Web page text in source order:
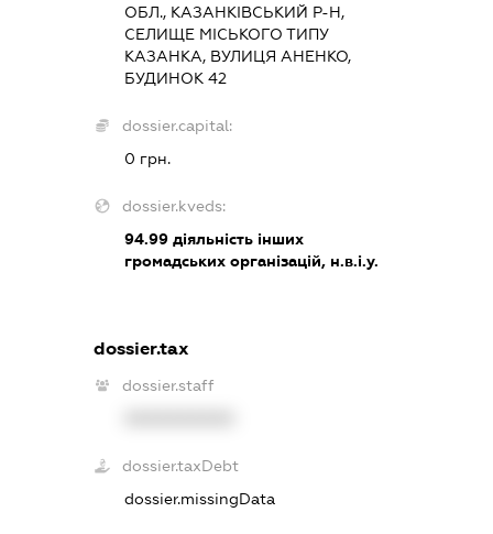
ОБЛ., КАЗАНКІВСЬКИЙ Р-Н,
СЕЛИЩЕ МІСЬКОГО ТИПУ
КАЗАНКА, ВУЛИЦЯ АНЕНКО,
БУДИНОК 42
dossier.capital:
0 грн.
dossier.kveds:
94.99 діяльність інших
громадських організацій, н.в.і.у.
dossier.tax
dossier.staff
dossier.taxDebt
dossier.missingData